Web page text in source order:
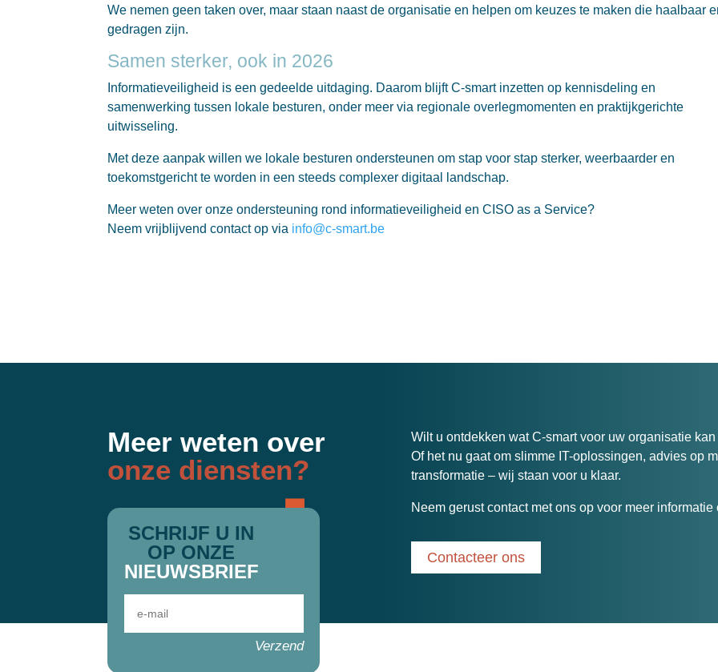
We nemen geen taken over, maar staan naast de organisatie en helpen om keuzes te maken die haalbaar
gedragen zijn.
Samen sterker, ook in 2026
Informatieveiligheid is een gedeelde uitdaging. Daarom blijft C-smart inzetten op kennisdeling en
samenwerking tussen lokale besturen, onder meer via regionale overlegmomenten en praktijkgerichte
uitwisseling.
Met deze aanpak willen we lokale besturen ondersteunen om stap voor stap sterker, weerbaarder en
toekomstgericht te worden in een steeds complexer digitaal landschap.
Meer weten over onze ondersteuning rond informatieveiligheid en CISO as a Service?
Neem vrijblijvend contact op via info@c-smart.be
Meer weten over
onze diensten?
SCHRIJF U IN
OP ONZE
NIEUWSBRIEF
Verzend
Wilt u ontdekken wat C-smart voor uw organisatie
Of het nu gaat om slimme IT-oplossingen, advies op
transformatie – wij staan voor u klaar.
Neem gerust contact met ons op voor meer
Contacteer ons